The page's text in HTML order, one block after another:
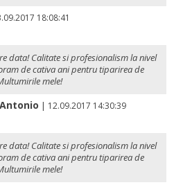
18:08:41
data! Calitate si profesionalism la nivel
de cativa ani pentru tiparirea de
mele!
| 12.09.2017 14:30:39
data! Calitate si profesionalism la nivel
de cativa ani pentru tiparirea de
mele!